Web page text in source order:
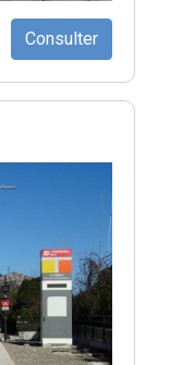
Consulter